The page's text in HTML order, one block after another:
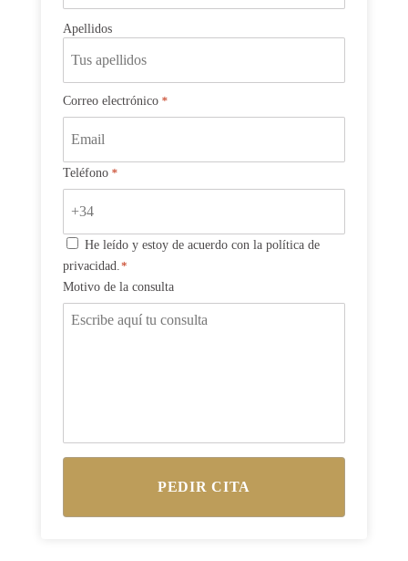
Apellidos
Correo electrónico *
Teléfono *
Consentimiento
*
He leído y estoy de acuerdo con la política de
privacidad. *
Motivo de la consulta